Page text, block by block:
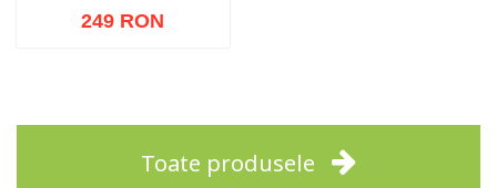
249 RON
Toate produsele